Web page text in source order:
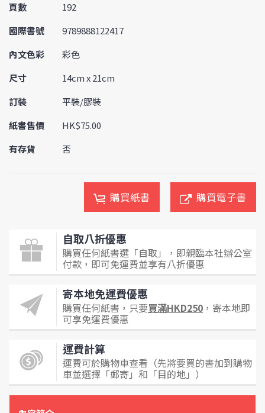
頁數
192
國際書號
9789888122417
內文色彩
彩色
尺寸
14cm x 21cm
訂裝
平裝/膠裝
紙書售價
HK$75.00
有存貨
否
購買紙書 購買電子書
自取八折優惠
購買任何紙書選「自取」，即親臨本社辦公室
付款，即可免運費並享有八折優惠
寄本地免運費優惠
購買任何紙書，只要買滿HKD250 ，寄本地即
可享免運費優惠
運費計算
運費可於購物車查看（先將要買的書加到購物
車並選擇「郵寄」和「目的地」）